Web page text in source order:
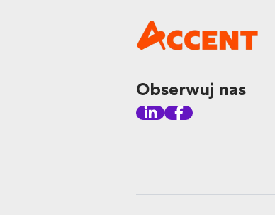
Obserwuj nas